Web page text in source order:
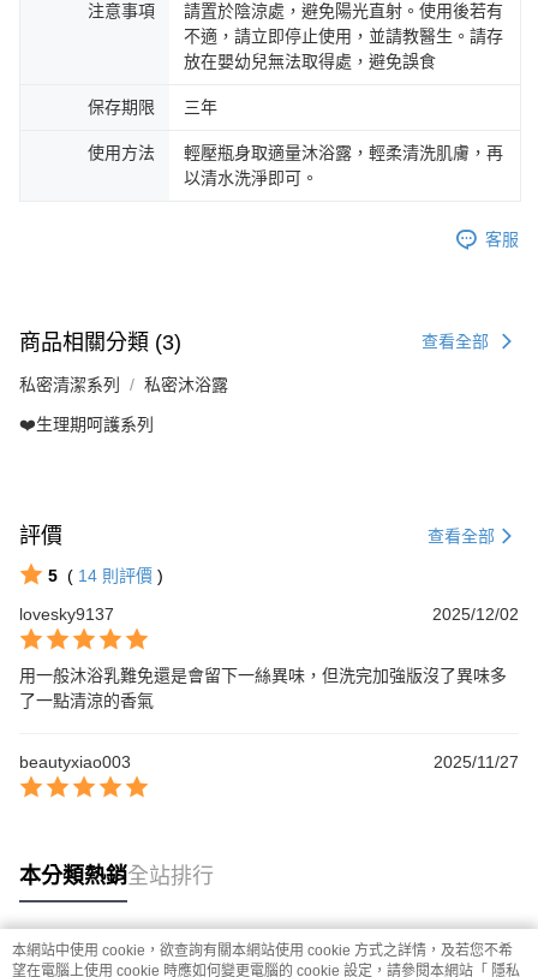
注意事項
請置於陰涼處，避免陽光直射。使用後若有
不適，請立即停止使用，並請教醫生。請存
放在嬰幼兒無法取得處，避免誤食
保存期限 三年
使用方法
輕壓瓶身取適量沐浴露，輕柔清洗肌膚，再
以清水洗淨即可。
客服
商品相關分類 (3) 查看全部
私密清潔系列 私密沐浴露
❤️生理期呵護系列
評價 查看全部
5 ( 14 則評價 )
lovesky9137
2025/12/02
用一般沐浴乳難免還是會留下一絲異味，但洗完加強版沒了異味多
了一點清涼的香氣
beautyxiao003 2025/11/27
本分類熱銷全站排行
熱門標籤
本網站中使用 cookie，欲查詢有關本網站使用 cookie 方式之詳情，及若您不希
望在電腦上使用 cookie 時應如何變更電腦的 cookie 設定，請參閱本網站「 隱私